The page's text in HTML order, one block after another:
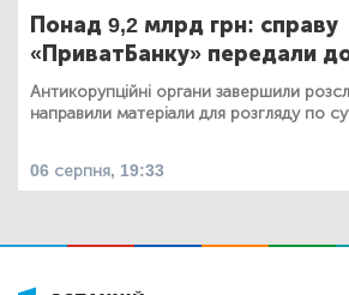
Понад 9,2 млрд грн: справу
«ПриватБанку» передали
Антикорупційні органи завершили
направили матеріали для розгляду по
06 серпня, 19:33